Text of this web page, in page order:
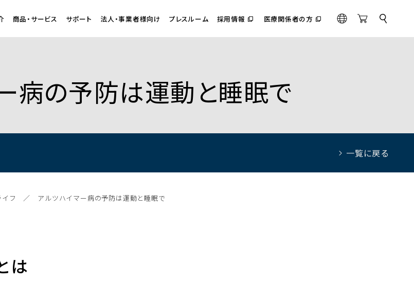
商品・サービス サポート 法人・事業者様向け プレスルーム 採用情報
（別
ィ
開
く）
医療関係者の方
（別
ィ
開
く）
G
l
O
n
サ
ト
の予防は運動と睡眠で
一覧に戻る
フ アルツハイマー病の予防は運動と睡眠で
は